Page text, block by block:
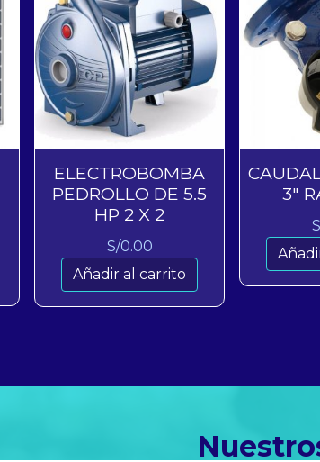
ELECTROBOMBA
PEDROLLO DE 5.5
HP 2 X 2
S/0.00
Añadir al carrito
3″